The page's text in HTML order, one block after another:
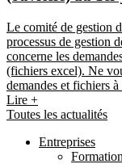
Le comité de gestion
processus de gestion
concerne les
(fichiers excel). Ne
demandes et fichiers à
Lire +
Toutes les actualités
Entreprises